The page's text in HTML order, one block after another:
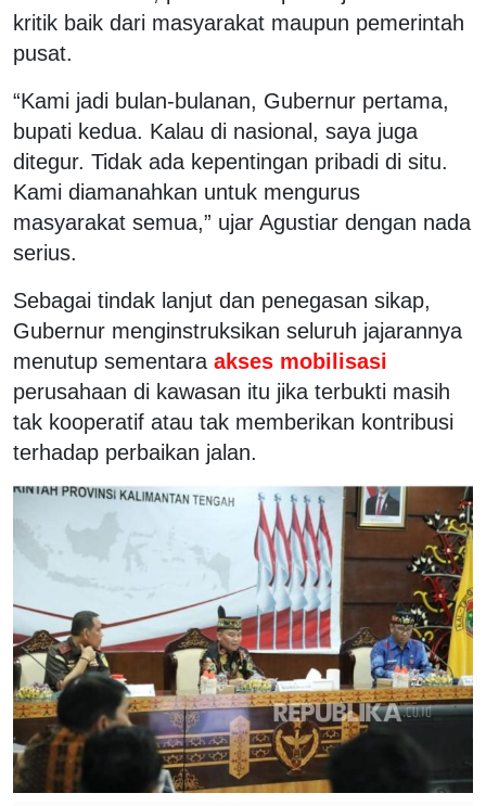
kritik baik dari masyarakat maupun pemerintah
pusat.
“Kami jadi bulan-bulanan, Gubernur pertama,
bupati kedua. Kalau di nasional, saya juga
ditegur. Tidak ada kepentingan pribadi di situ.
Kami diamanahkan untuk mengurus
masyarakat semua,” ujar Agustiar dengan nada
serius.
Sebagai tindak lanjut dan penegasan sikap,
Gubernur menginstruksikan seluruh jajarannya
menutup sementara akses mobilisasi
perusahaan di kawasan itu jika terbukti masih
tak kooperatif atau tak memberikan kontribusi
terhadap perbaikan jalan.